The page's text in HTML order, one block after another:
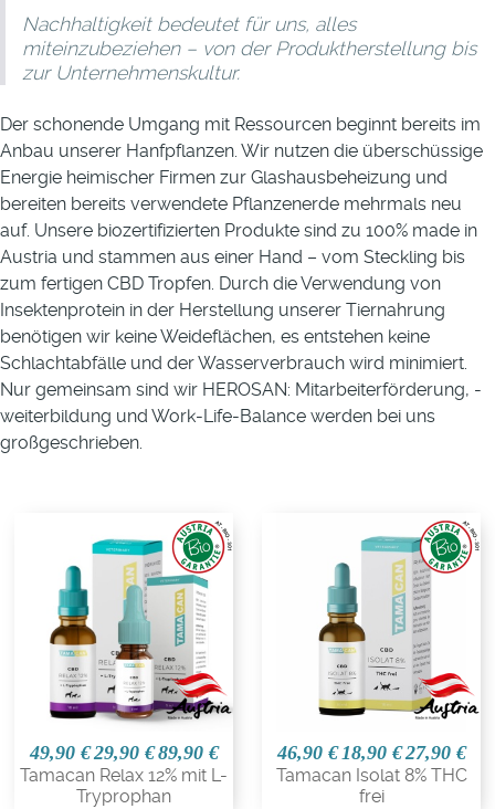
Nachhaltigkeit bedeutet für uns, alles
miteinzubeziehen – von der Produktherstellung bis
zur Unternehmenskultur.
Der schonende Umgang mit Ressourcen beginnt bereits im
Anbau unserer Hanfpflanzen. Wir nutzen die überschüssige
Energie heimischer Firmen zur Glashausbeheizung und
bereiten bereits verwendete Pflanzenerde mehrmals neu
auf. Unsere biozertifizierten Produkte sind zu 100% made in
Austria und stammen aus einer Hand – vom Steckling bis
zum fertigen CBD Tropfen. Durch die Verwendung von
Insektenprotein in der Herstellung unserer Tiernahrung
benötigen wir keine Weideflächen, es entstehen keine
Schlachtabfälle und der Wasserverbrauch wird minimiert.
Nur gemeinsam sind wir HEROSAN: Mitarbeiterförderung, -
weiterbildung und Work-Life-Balance werden bei uns
großgeschrieben.
49,90 €29,90 €89,90 €
Tamacan Relax 12% mit L-
Tryprophan
46,90 €18,90 €27,90 €
Tamacan Isolat 8% THC
frei